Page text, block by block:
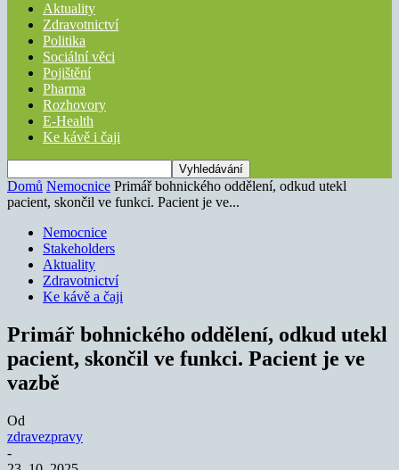
Aktuality
Zdravotnictví
Politika
Sociální věci
Pojištění
Pharma
Rozhovory
E-Health
Ke kávě i čaji
Domů Nemocnice Primář bohnického oddělení, odkud utekl
pacient, skončil ve funkci. Pacient je ve...
Nemocnice
Stakeholders
Aktuality
Zdravotnictví
Ke kávě a čaji
Primář bohnického oddělení, odkud utekl
pacient, skončil ve funkci. Pacient je ve
vazbě
Od
zdravezpravy
-